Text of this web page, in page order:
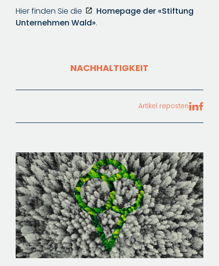
Hier finden Sie die
Homepage der «Stiftung
Unternehmen Wald».
NACHHALTIGKEIT
Artikel reposten